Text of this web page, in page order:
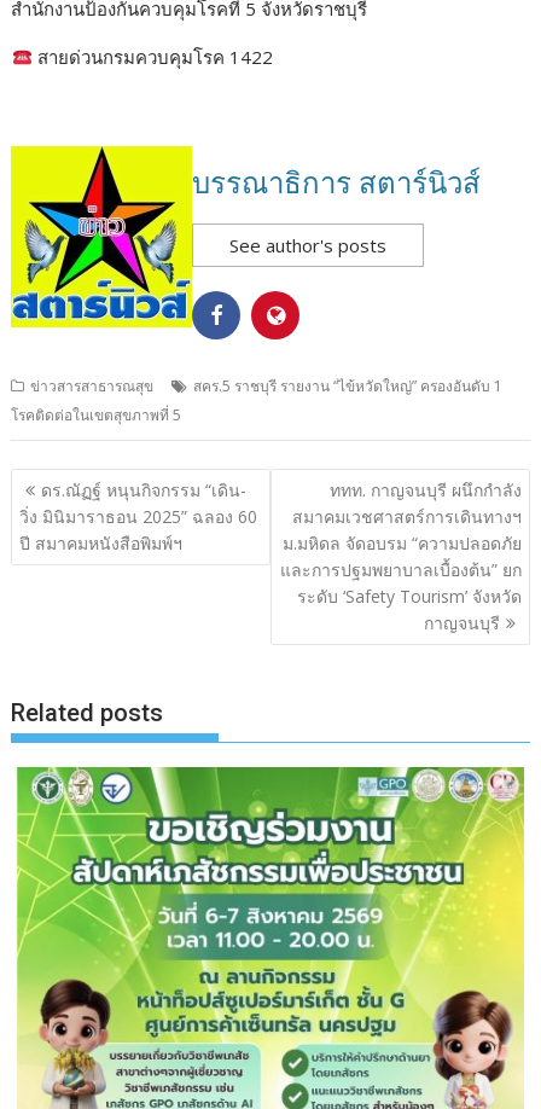
สำนักงานป้องกันควบคุมโรคที่ 5 จังหวัดราชบุรี
สายด่วนกรมควบคุมโรค 1422
บรรณาธิการ สตาร์นิวส์
See author's posts
ข่าวสารสาธารณสุข
สคร.5 ราชบุรี รายงาน “ไข้หวัดใหญ่” ครองอันดับ 1
โรคติดต่อในเขตสุขภาพที่ 5
แนะแนว
เรื่อง
ดร.ณัฏฐ์ หนุนกิจกรรม “เดิน-
วิ่ง มินิมาราธอน 2025” ฉลอง 60
ปี สมาคมหนังสือพิมพ์ฯ
ททท. กาญจนบุรี ผนึกกำลัง
สมาคมเวชศาสตร์การเดินทางฯ
ม.มหิดล จัดอบรม “ความปลอดภัย
และการปฐมพยาบาลเบื้องต้น” ยก
ระดับ ‘Safety Tourism’ จังหวัด
กาญจนบุรี
Related posts